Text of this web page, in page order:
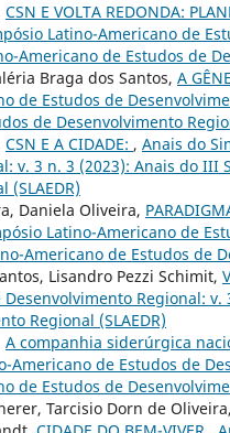
CSN E VOLTA REDONDA:
Latino-Americano de
Americano de Estudos de
Braga dos Santos, A
de Estudos de
de Desenvolvimento
CSN E A CIDADE: , Anais do
v. 3 n. 3 (2023): Anais do
(SLAEDR)
Daniela Oliveira,
Latino-Americano de
Americano de Estudos de
Lisandro Pezzi Schimit,
Regional:
Regional (SLAEDR)
A companhia siderúrgica
Americano de Estudos de
de Estudos de
Tarcisio Dorn de